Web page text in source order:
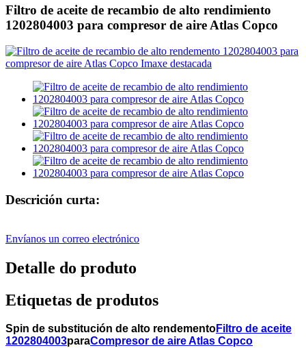
Filtro de aceite de recambio de alto rendimiento
1202804003 para compresor de aire Atlas Copco
Descrición curta:
Envíanos un correo electrónico
Detalle do produto
Etiquetas de produtos
Spin de substitución de alto rendementoFiltro de aceite
1202804003paraCompresor de aire Atlas Copco